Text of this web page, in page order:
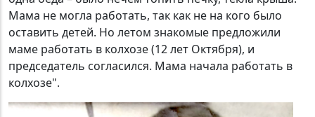
Мама не могла работать, так как не на кого было
оставить детей. Но летом знакомые предложили
маме работать в колхозе (12 лет Октября), и
председатель согласился. Мама начала работать в
колхозе".